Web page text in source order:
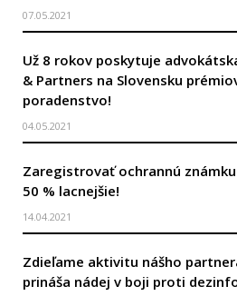
07.05.2021
Už 8 rokov poskytuje
& Partners na Slovensku
poradenstvo!
04.05.2021
Zaregistrovať ochrannú
50 % lacnejšie!
14.04.2021
Zdieľame aktivitu nášho
prináša nádej v boji proti